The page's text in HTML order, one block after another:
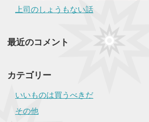
上司のしょうもない話
最近のコメント
カテゴリー
いいものは買うべきだ
その他